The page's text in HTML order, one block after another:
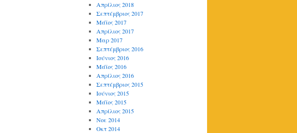
Απρίλιος 2018
Σεπτέμβριος 2017
Μάϊος 2017
Απρίλιος 2017
Μαρ 2017
Σεπτέμβριος 2016
Ιούνιος 2016
Μάϊος 2016
Απρίλιος 2016
Σεπτέμβριος 2015
Ιούνιος 2015
Μάϊος 2015
Απρίλιος 2015
Νοε 2014
Οκτ 2014